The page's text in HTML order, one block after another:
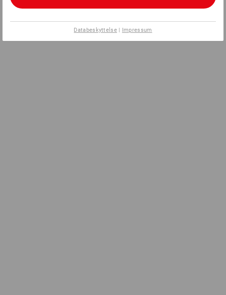
Databeskyttelse| Impressum